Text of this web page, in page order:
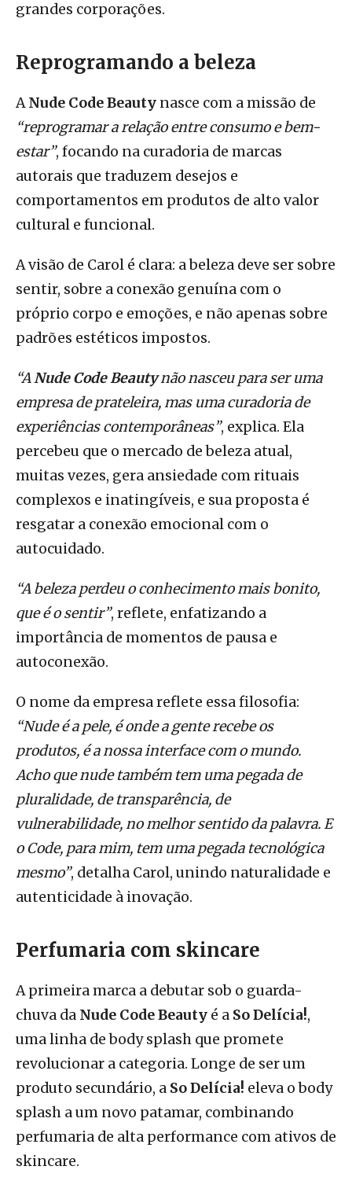
grandes corporações.
Reprogramando a beleza
ANude Code Beauty nasce com a missão de
“reprogramar a relação entre consumo e bem-
estar”, focando na curadoria de marcas
autorais que traduzem desejos e
comportamentos em produtos de alto valor
cultural e funcional.
A visão de Carol é clara: a beleza deve ser sobre
sentir, sobre a conexão genuína com o
próprio corpo e emoções, e não apenas sobre
padrões estéticos impostos.
“ANude Code Beautynão nasceu para ser uma
empresa de prateleira, mas uma curadoria de
experiências contemporâneas”, explica. Ela
percebeu que o mercado de beleza atual,
muitas vezes, gera ansiedade com rituais
complexos e inatingíveis, e sua proposta é
resgatar a conexão emocional com o
autocuidado.
“A beleza perdeu o conhecimento mais bonito,
que é o sentir”, reflete, enfatizando a
importância de momentos de pausa e
autoconexão.
O nome da empresa reflete essa filosofia:
“Nude é a pele, é onde a gente recebe os
produtos, é a nossa interface com o mundo.
Acho que nude também tem uma pegada de
pluralidade, de transparência, de
vulnerabilidade, no melhor sentido da palavra. E
o Code, para mim, tem uma pegada tecnológica
mesmo”, detalha Carol, unindo naturalidade e
autenticidade à inovação.
Perfumaria com skincare
A primeira marca a debutar sob o guarda-
chuva da Nude Code Beauty é a So Delícia!,
uma linha de body splash que promete
revolucionar a categoria. Longe de ser um
produto secundário, a So Delícia! eleva o body
splash a um novo patamar, combinando
perfumaria de alta performance com ativos de
skincare.